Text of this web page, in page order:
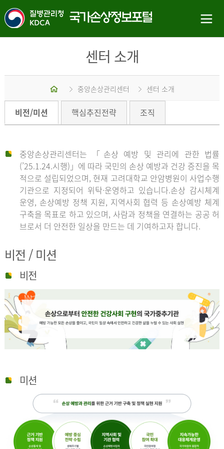
센터 소개
중앙손상관리센터 센터 소개
비전/미션 핵심추진전략 조직
중앙손상관리센터는 「손상 예방 및 관리에 관한 법률
(’25.1.24.시행)」에 따라 국민의 손상 예방과 건강 증진을 목
적으로 설립되었으며, 현재 고려대학교 안암병원이 사업수행
기관으로 지정되어 위탁·운영하고 있습니다.손상 감시체계
운영, 손상예방 정책 지원, 지역사회 협력 등 손상예방 체계
구축을 목표로 하고 있으며, 사람과 정책을 연결하는 공공 허
브로서 더 안전한 일상을 만드는 데 기여하고자 합니다.
비전 / 미션
비전
미션